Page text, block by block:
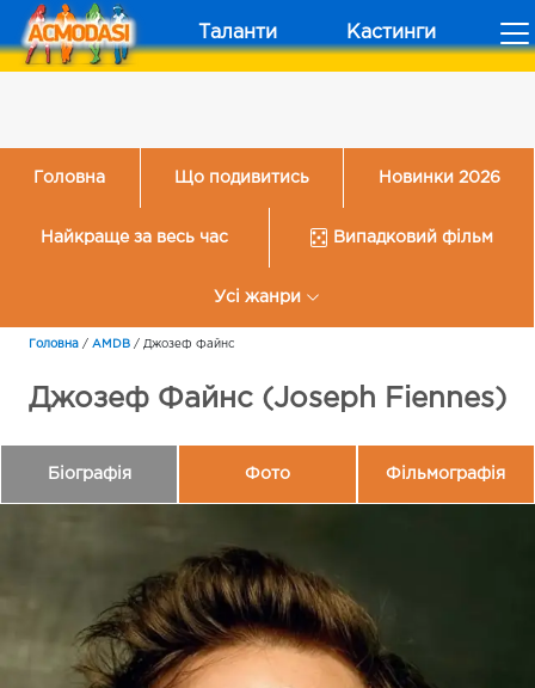
Таланти Кастинги
Головна Що подивитись Новинки 2026
Найкраще за весь час Випадковий фільм
Усі жанри
Головна / AMDB / Джозеф Файнс
Джозеф Файнс (Joseph Fiennes)
Біографія Фото Фільмографія